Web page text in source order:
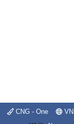
CNG - One VN